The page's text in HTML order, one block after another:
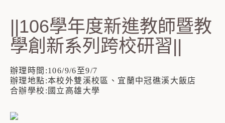
||106學年度新進教師暨教
學創新系列跨校研習||
辦理時間:106/9/6至9/7
辦理地點:本校外雙溪校區、宜蘭中冠礁溪大飯店
合辦學校:國立高雄大學